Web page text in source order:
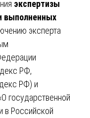
экспертизы
выполненных
эксперта
РФ,
РФ) и
государственной
в Российской